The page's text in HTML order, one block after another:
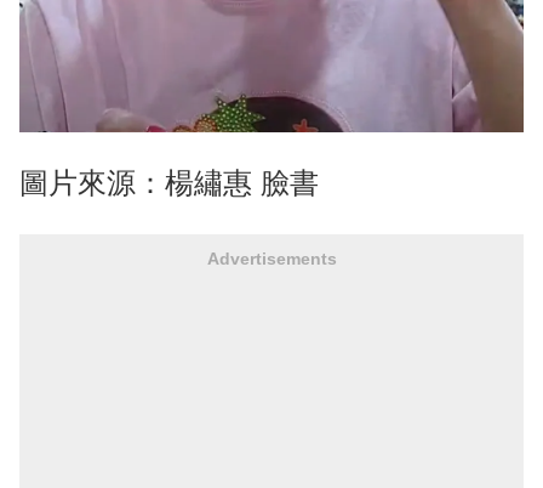
圖片來源：楊繡惠 臉書
Advertisements